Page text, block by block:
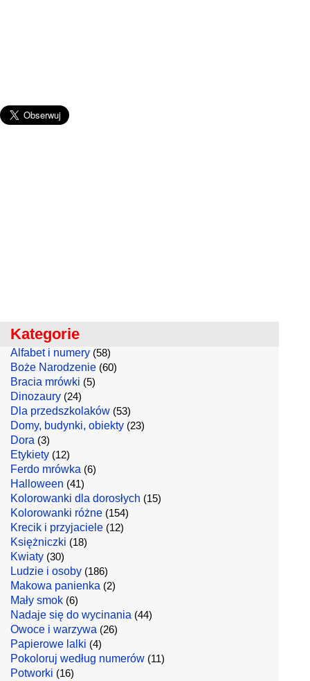
Kategorie
Alfabet i numery (58)
Boże Narodzenie (60)
Bracia mrówki (5)
Dinozaury (24)
Dla przedszkolaków (53)
Domy, budynki, obiekty (23)
Dora (3)
Etykiety (12)
Ferdo mrówka (6)
Halloween (41)
Kolorowanki dla dorosłych (15)
Kolorowanki różne (154)
Krecik i przyjaciele (12)
Księżniczki (18)
Kwiaty (30)
Ludzie i osoby (186)
Makowa panienka (2)
Mały smok (6)
Nadaje się do wycinania (44)
Owoce i warzywa (26)
Papierowe lalki (4)
Pokoloruj według numerów (11)
Potworki (16)